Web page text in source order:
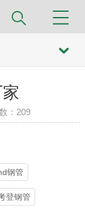
： 209
钢管
登钢管